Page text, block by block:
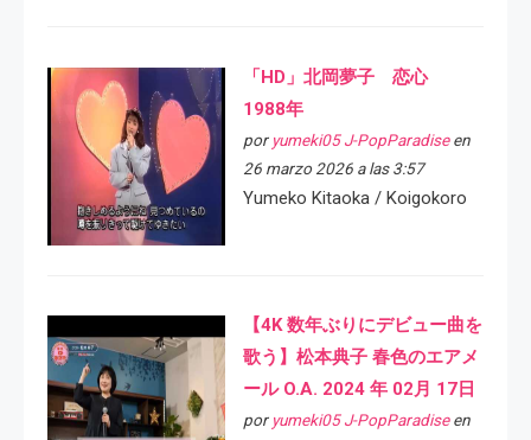
「HD」北岡夢子 恋心
1988年
por yumeki05 J-PopParadiseen
26 marzo 2026 a las 3:57
Yumeko Kitaoka / Koigokoro
【4K 数年ぶりにデビュー曲を
歌う】松本典子 春色のエアメ
ール O.A. 2024 年 02月 17日
por yumeki05 J-PopParadiseen